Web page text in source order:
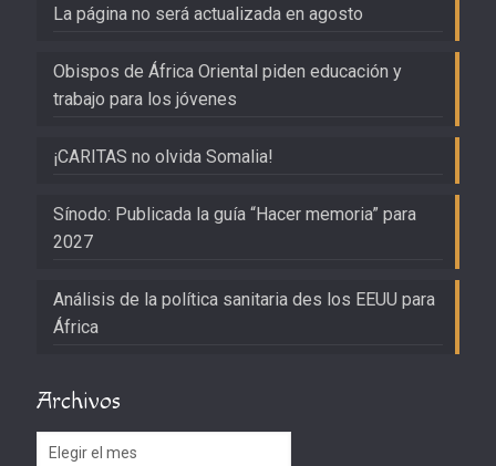
La página no será actualizada en agosto
Obispos de África Oriental piden educación y
trabajo para los jóvenes
¡CARITAS no olvida Somalia!
Sínodo: Publicada la guía “Hacer memoria” para
2027
Análisis de la política sanitaria des los EEUU para
África
Archivos
Archivos